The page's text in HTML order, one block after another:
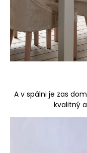
A v spálni je zas
kvalitný